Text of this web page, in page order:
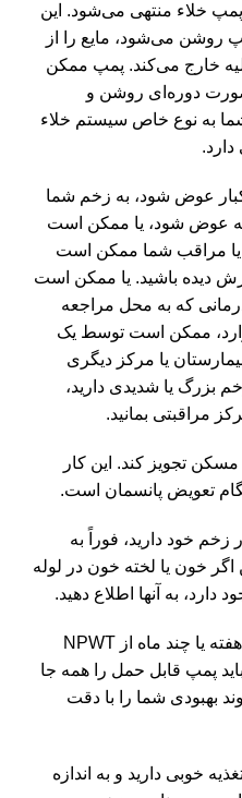
خلاء منتهی می‌شود. این
می‌شود، مایع را از
خارج می‌کند. پمپ ممکن
دوره‌ای روشن و
به نوع خاص سیستم خلاء
عوض شود، به زخم شما
عوض شود، یا ممکن است
یا مراقب شما ممکن است
دیده باشید. یا ممکن است
که به محل مراجعه
ممکن است توسط یک
یا مرکز دیگری
بزرگ یا شدیدی دارید،
مراقبتی بمانید.
تجویز کند. این کار
تعویض پانسمان است.
زخم خود دارید، فوراً به
خون یا لخته خون در لوله
به آنها اطلاع دهید.
احتمالاً لازم است که برای چند هفته یا چند ماه از NPWT
پمپ قابل حمل را همه جا
بهبودی شما را با دقت
خوبی دارید و به اندازه